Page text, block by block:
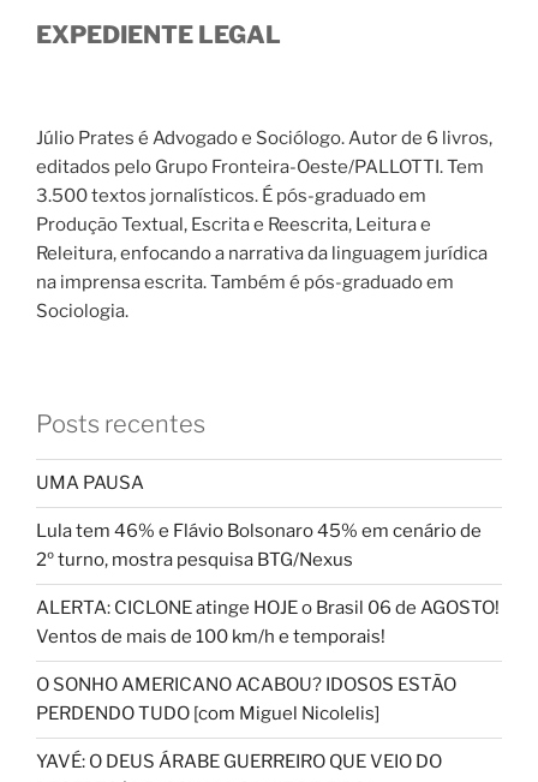
EXPEDIENTE LEGAL
Júlio Prates é Advogado e Sociólogo. Autor de 6 livros,
editados pelo Grupo Fronteira-Oeste/PALLOTTI. Tem
3.500 textos jornalísticos. É pós-graduado em
Produção Textual, Escrita e Reescrita, Leitura e
Releitura, enfocando a narrativa da linguagem jurídica
na imprensa escrita. Também é pós-graduado em
Sociologia.
Posts recentes
UMA PAUSA
Lula tem 46% e Flávio Bolsonaro 45% em cenário de
2º turno, mostra pesquisa BTG/Nexus
ALERTA: CICLONE atinge HOJE o Brasil 06 de AGOSTO!
Ventos de mais de 100 km/h e temporais!
O SONHO AMERICANO ACABOU? IDOSOS ESTÃO
PERDENDO TUDO [com Miguel Nicolelis]
YAVÉ: O DEUS ÁRABE GUERREIRO QUE VEIO DO